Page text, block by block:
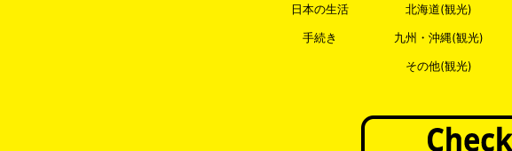
日本の生活
手続き
北海道(観光)
九州・沖縄(観光)
その他(観光)